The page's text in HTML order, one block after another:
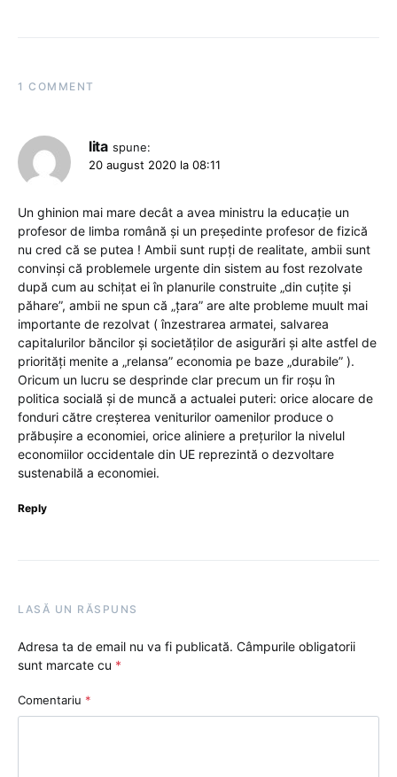
1 COMMENT
lita spune:
20 august 2020 la 08:11
Un ghinion mai mare decât a avea ministru la educație un
profesor de limba română și un președinte profesor de fizică
nu cred că se putea ! Ambii sunt rupți de realitate, ambii sunt
convinși că problemele urgente din sistem au fost rezolvate
după cum au schițat ei în planurile construite „din cuțite și
păhare”, ambii ne spun că „țara” are alte probleme muult mai
importante de rezolvat ( înzestrarea armatei, salvarea
capitalurilor băncilor și societăților de asigurări și alte astfel de
priorități menite a „relansa” economia pe baze „durabile” ).
Oricum un lucru se desprinde clar precum un fir roșu în
politica socială și de muncă a actualei puteri: orice alocare de
fonduri către creșterea veniturilor oamenilor produce o
prăbușire a economiei, orice aliniere a prețurilor la nivelul
economiilor occidentale din UE reprezintă o dezvoltare
sustenabilă a economiei.
Reply
LASĂ UN RĂSPUNS
Adresa ta de email nu va fi publicată. Câmpurile obligatorii
sunt marcate cu *
Comentariu *